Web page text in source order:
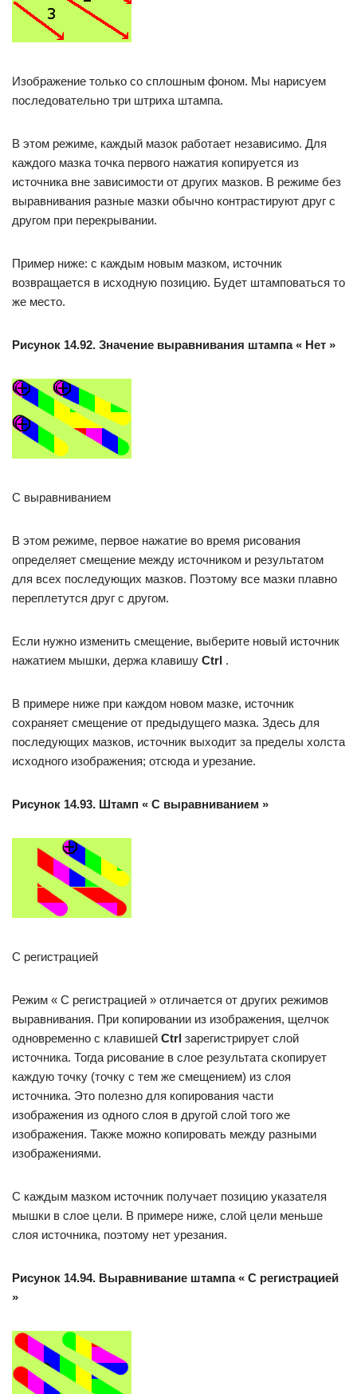
Изображение только со сплошным фоном. Мы нарисуем
последовательно три штриха штампа.
В этом режиме, каждый мазок работает независимо. Для
каждого мазка точка первого нажатия копируется из
источника вне зависимости от других мазков. В режиме без
выравнивания разные мазки обычно контрастируют друг с
другом при перекрывании.
Пример ниже: с каждым новым мазком, источник
возвращается в исходную позицию. Будет штамповаться то
же место.
Рисунок 14.92. Значение выравнивания штампа « Нет »
С выравниванием
В этом режиме, первое нажатие во время рисования
определяет смещение между источником и результатом
для всех последующих мазков. Поэтому все мазки плавно
переплетутся друг с другом.
Если нужно изменить смещение, выберите новый источник
нажатием мышки, держа клавишу Ctrl .
В примере ниже при каждом новом мазке, источник
сохраняет смещение от предыдущего мазка. Здесь для
последующих мазков, источник выходит за пределы холста
исходного изображения; отсюда и урезание.
Рисунок 14.93. Штамп « С выравниванием »
С регистрацией
Режим « С регистрацией » отличается от других режимов
выравнивания. При копировании из изображения, щелчок
одновременно с клавишей Ctrl зарегистрирует слой
источника. Тогда рисование в слое результата скопирует
каждую точку (точку с тем же смещением) из слоя
источника. Это полезно для копирования части
изображения из одного слоя в другой слой того же
изображения. Также можно копировать между разными
изображениями.
С каждым мазком источник получает позицию указателя
мышки в слое цели. В примере ниже, слой цели меньше
слоя источника, поэтому нет урезания.
Рисунок 14.94. Выравнивание штампа « С регистрацией
»